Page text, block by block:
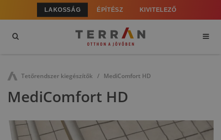
LAKOSSÁG ÉPÍTÉSZ KIVITELEZŐ
Tetőrendszer kiegészítők MediComfort HD
MediComfort HD